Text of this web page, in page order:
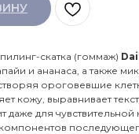
скатка (гоммаж)
и ананаса, а также
ороговевшие
кожу, выравнивает
даже для